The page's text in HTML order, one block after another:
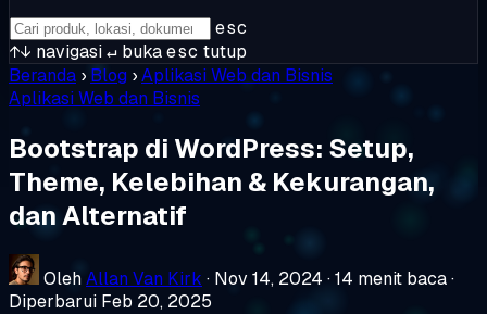
esc
↑↓ navigasi↵ bukaesc tutup
Beranda › Blog ›Aplikasi Web dan Bisnis
Aplikasi Web dan Bisnis
Bootstrap di WordPress: Setup,
Theme, Kelebihan & Kekurangan,
dan Alternatif
OlehAllan Van Kirk · Nov 14, 2024 ·14 menit baca·
Diperbarui Feb 20, 2025